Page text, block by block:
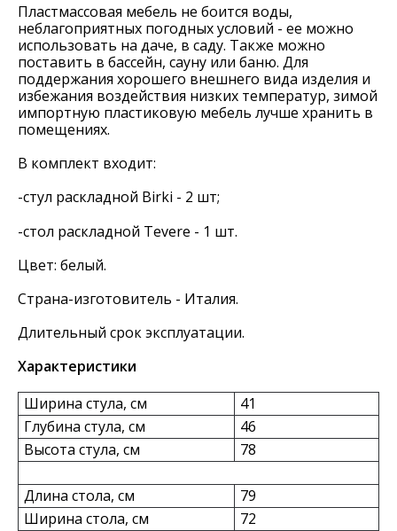
Пластмассовая мебель не боится воды,
неблагоприятных погодных условий - ее можно
использовать на даче, в саду. Также можно
поставить в бассейн, сауну или баню. Для
поддержания хорошего внешнего вида изделия и
избежания воздействия низких температур, зимой
импортную пластиковую мебель лучше хранить в
помещениях.
В комплект входит:
-стул раскладной Birki - 2 шт;
-стол раскладной Tevere - 1 шт.
Цвет: белый.
Страна-изготовитель - Италия.
Длительный срок эксплуатации.
Характеристики
Ширина стула, см
41
Глубина стула, см
46
Высота стула, см
78
Длина стола, см
79
Ширина стола, см
72